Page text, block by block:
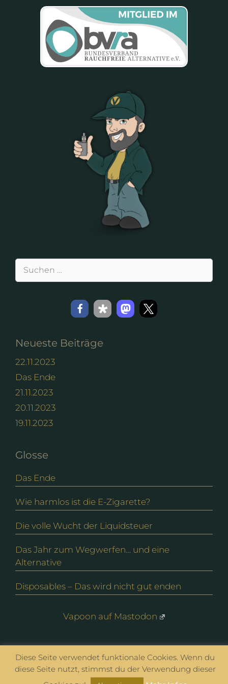
Suchen
Neueste Beiträge
22.11.2023
Das Ende
21.11.2023
20.11.2023
19.11.2023
Glosse
Das Ende
Wie harmlos ist die E-Zigarette?
Die volle Wucht der Liquidsteuer
Das Jahr zum Wegwerfen… und eine
Alternative
Disposables – Das wird nicht gut enden
Vapoon auf Mastodon
© vapoon seit 2016 |Datenschutz| Impressum
Diese Seite verwendet funktionale Cookies. Wenn du
diese Seite nutzt, stimmst du der Verwendung dieser